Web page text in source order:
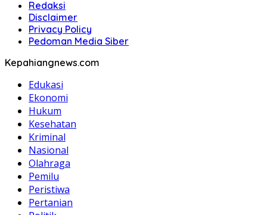
Redaksi
Disclaimer
Privacy Policy
Pedoman Media Siber
Kepahiangnews.com
Edukasi
Ekonomi
Hukum
Kesehatan
Kriminal
Nasional
Olahraga
Pemilu
Peristiwa
Pertanian